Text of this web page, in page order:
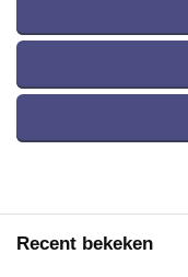
Recent bekeken